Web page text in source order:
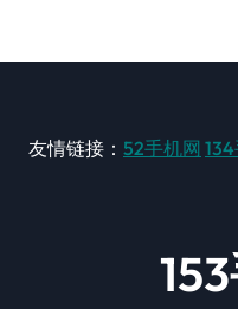
友情链接： 52手机网